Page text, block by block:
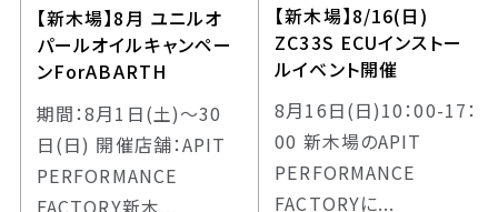
【新木場】8月 ユニルオ
パールオイルキャンペー
ンForABARTH
期間：8月1日(土)～30
日(日) 開催店舗：APIT
PERFORMANCE
FACTORY新木...
【新木場】8/16(日)
ZC33S ECUインストー
ルイベント開催
8月16日(日)10：00-17：
00 新木場のAPIT
PERFORMANCE
FACTORYに...